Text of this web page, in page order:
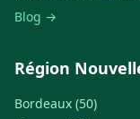
Blog →
Région
Bordeaux (50)